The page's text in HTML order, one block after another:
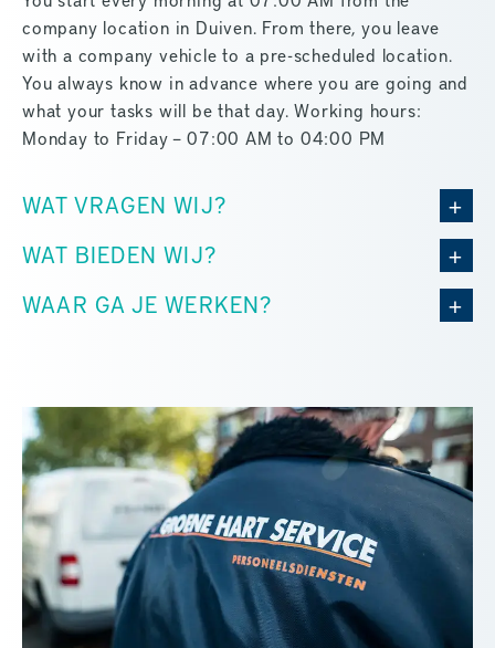
company location in Duiven. From there, you leave
with a company vehicle to a pre-scheduled location.
You always know in advance where you are going and
what your tasks will be that day. Working hours:
Monday to Friday – 07:00 AM to 04:00 PM
WAT VRAGEN WIJ?
WAT BIEDEN WIJ?
WAAR GA JE WERKEN?